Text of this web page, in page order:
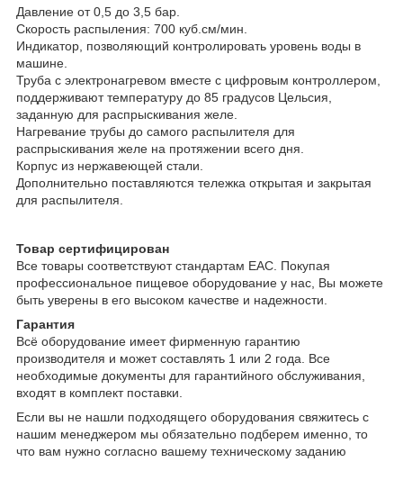
Давление от 0,5 до 3,5 бар.
Скорость распыления: 700 куб.см/мин.
Индикатор, позволяющий контролировать уровень воды в
машине.
Труба с электронагревом вместе с цифровым контроллером,
поддерживают температуру до 85 градусов Цельсия,
заданную для распрыскивания желе.
Нагревание трубы до самого распылителя для
распрыскивания желе на протяжении всего дня.
Корпус из нержавеющей стали.
Дополнительно поставляются тележка открытая и закрытая
для распылителя.
Товар сертифицирован
Все товары соответствуют стандартам EAC. Покупая
профессиональное пищевое оборудование у нас, Вы можете
быть уверены в его высоком качестве и надежности.
Гарантия
Всё оборудование имеет фирменную гарантию
производителя и может составлять 1 или 2 года. Все
необходимые документы для гарантийного обслуживания,
входят в комплект поставки.
Если вы не нашли подходящего оборудования свяжитесь с
нашим менеджером мы обязательно подберем именно, то
что вам нужно согласно вашему техническому заданию